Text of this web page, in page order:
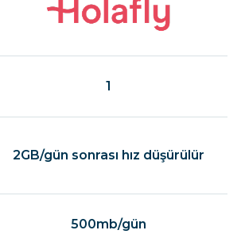
1
2GB/gün sonrası hız düşürülür
500mb/gün